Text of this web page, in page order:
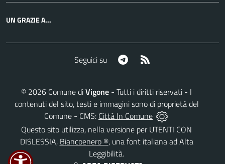
UN GRAZIE A...
Seguici su Telegram
© 2026 Comune diVigone - Tutti i diritti riservati - I
contenuti del sito, testi e immagini sono di proprietà del
Comune - CMS: Città In Comune
Questo sito utilizza, nella versione per UTENTI CON
DISLESSIA, Biancoenero ®, una font italiana ad Alta
Leggibilità.